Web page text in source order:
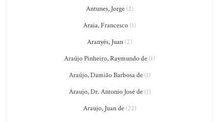
Antunes, Jorge(2)
Araia, Francesco (1)
Aranyés, Juan (2)
Araújo Pinheiro, Raymundo de (1)
Araújo, Damião Barbosa de(1)
Araujo, Dr. Antonio José de(1)
Araujo, Juan de(22)